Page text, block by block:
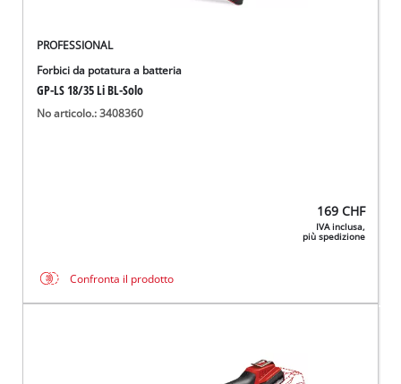
PROFESSIONAL
Forbici da potatura a batteria
GP-LS 18/35 Li BL-Solo
No articolo.: 3408360
169 CHF
IVA inclusa,
più spedizione
Confronta il prodotto